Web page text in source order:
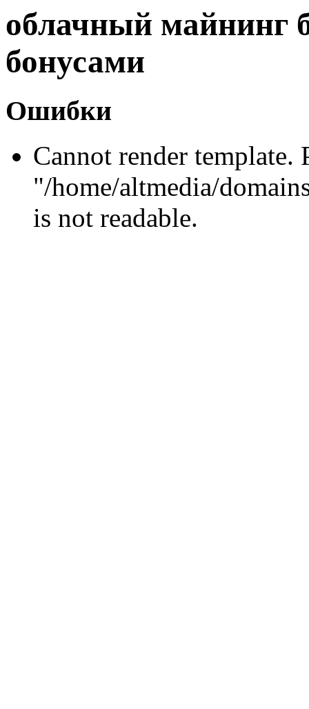
облачный майнинг
бонусами
Ошибки
Cannot render template.
"/home/altmedia/
is not readable.